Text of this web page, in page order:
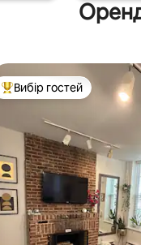
Топ вибір гостей
Вибір гостей